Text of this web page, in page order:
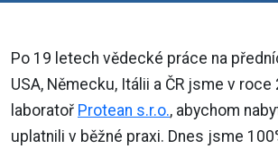
Po 19 letech vědecké práce na
USA, Německu, Itálii a ČR jsme v
laboratoř Protean s.r.o., abychom
uplatnili v běžné praxi. Dnes jsme